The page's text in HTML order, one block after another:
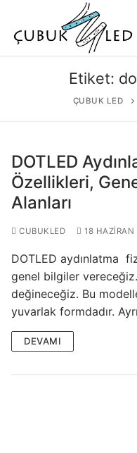
Etiket:
ÇUBUK LED
DOTLED
Özellikleri,
Alanları
CUBUKLED 18
DOTLED aydınlatma
genel bilgiler vereceğiz.
değineceğiz. Bu
yuvarlak formdadır.
DEVAMI